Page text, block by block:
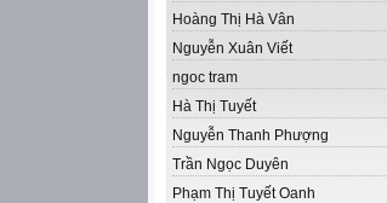
Hoàng Thị Hà Vân
Nguyễn Xuân Viết
ngoc tram
Hà Thị Tuyết
Nguyễn Thanh Phượng
Trần Ngọc Duyên
Phạm Thị Tuyết Oanh